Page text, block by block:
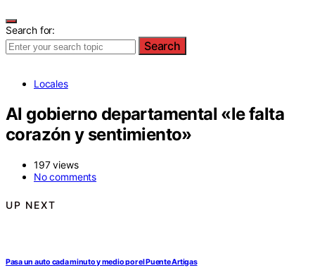
Search for:
Search
Locales
Al gobierno departamental «le falta
corazón y sentimiento»
197 views
No comments
UP NEXT
Pasa un auto cada minuto y medio por el Puente Artigas